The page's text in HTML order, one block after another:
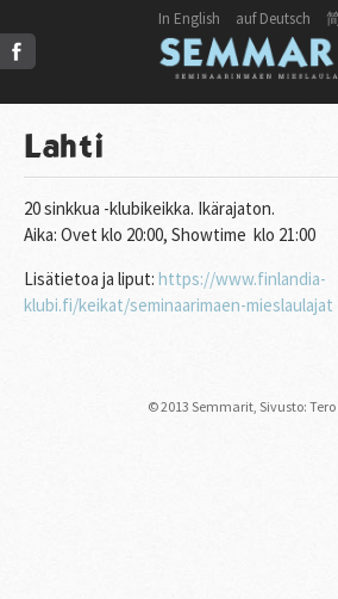
In English auf Deutsch
KUORO
LIVE
PRESS
Lahti
20 sinkkua -klubikeikka. Ikärajaton.
Aika: Ovet klo 20:00, Showtime klo 21:00
Lisätietoa ja liput: https://www.finlandia-
klubi.fi/keikat/seminaarimaen-mieslaulajat
© 2013 Semmarit, Sivusto: